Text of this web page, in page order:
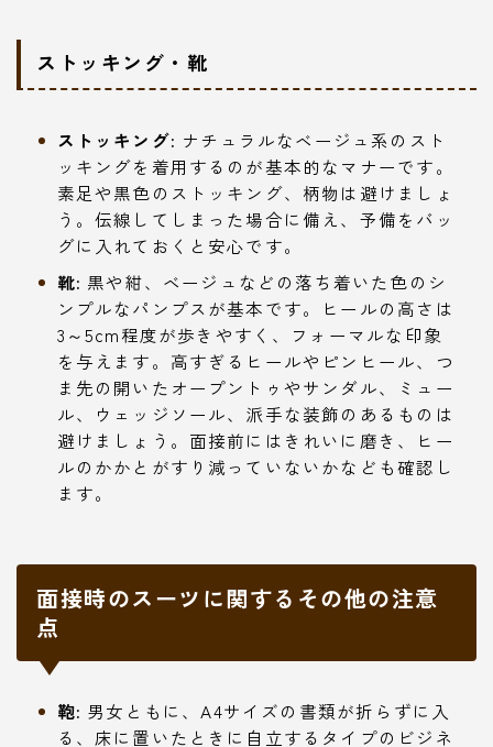
ストッキング・靴
ストッキング: ナチュラルなベージュ系のスト
ッキングを着用するのが基本的なマナーです。
素足や黒色のストッキング、柄物は避けましょ
う。伝線してしまった場合に備え、予備をバッ
グに入れておくと安心です。
靴: 黒や紺、ベージュなどの落ち着いた色のシ
ンプルなパンプスが基本です。ヒールの高さは
3～5cm程度が歩きやすく、フォーマルな印象
を与えます。高すぎるヒールやピンヒール、つ
ま先の開いたオープントゥやサンダル、ミュー
ル、ウェッジソール、派手な装飾のあるものは
避けましょう。面接前にはきれいに磨き、ヒー
ルのかかとがすり減っていないかなども確認し
ます。
面接時のスーツに関するその他の注意
点
鞄: 男女ともに、A4サイズの書類が折らずに入
る、床に置いたときに自立するタイプのビジネ